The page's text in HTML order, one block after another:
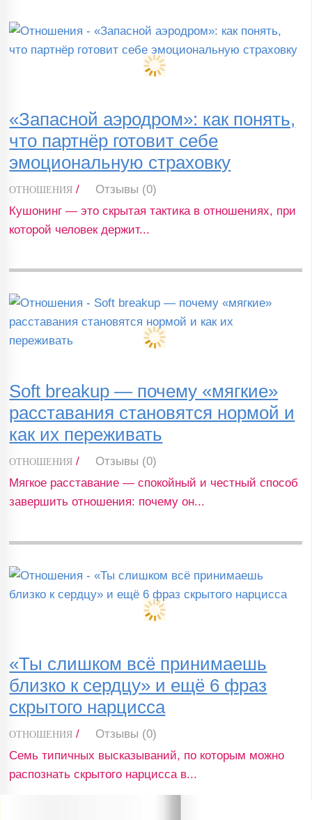
«Запасной аэродром»: как понять,
что партнёр готовит себе
эмоциональную страховку
ОТНОШЕНИЯ /
Отзывы (0)
Кушонинг — это скрытая тактика в отношениях, при
которой человек держит...
Soft breakup — почему «мягкие»
расставания становятся нормой и
как их переживать
ОТНОШЕНИЯ /
Отзывы (0)
Мягкое расставание — спокойный и честный способ
завершить отношения: почему он...
«Ты слишком всё принимаешь
близко к сердцу» и ещё 6 фраз
скрытого нарцисса
ОТНОШЕНИЯ /
Отзывы (0)
Семь типичных высказываний, по которым можно
распознать скрытого нарцисса в...